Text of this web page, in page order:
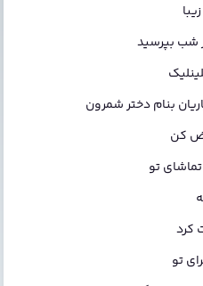
شب بپرسید
بنام دختر شمرون
کن
تو
کرد
تو